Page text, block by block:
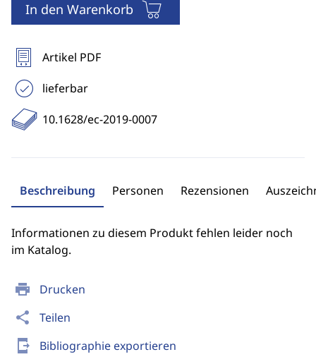
print Drucken
share Teilen
send_to_mobile Bibliographie exportieren
In den Warenkorb
Artikel PDF
lieferbar
10.1628/ec-2019-0007
Beschreibung Personen Rezensionen
Informationen zu diesem Produkt fehlen leider noch
im Katalog.